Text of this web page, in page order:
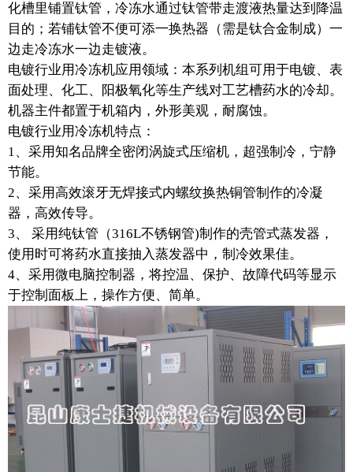
化槽里铺置钛管，冷冻水通过钛管带走渡液热量达到降温
目的；若铺钛管不便可添一换热器（需是钛合金制成）一
边走冷冻水一边走镀液。
电镀行业用冷冻机应用领域：本系列机组可用于电镀、表
面处理、化工、阳极氧化等生产线对工艺槽药水的冷却。
机器主件都置于机箱内，外形美观，耐腐蚀。
电镀行业用冷冻机特点：
1、采用知名品牌全密闭涡旋式压缩机，超强制冷，宁静
节能。
2、采用高效滚牙无焊接式内螺纹换热铜管制作的冷凝
器，高效传导。
3、 采用纯钛管（316L不锈钢管)制作的壳管式蒸发器，
使用时可将药水直接抽入蒸发器中，制冷效果佳。
4、采用微电脑控制器，将控温、保护、故障代码等显示
于控制面板上，操作方便、简单。